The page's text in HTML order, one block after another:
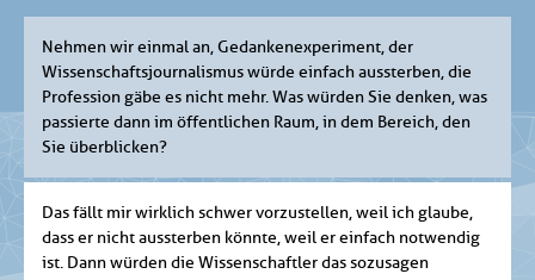
Nehmen wir einmal an, Gedankenexperiment, der
Wissenschaftsjournalismus würde einfach aussterben, die
Profession gäbe es nicht mehr. Was würden Sie denken, was
passierte dann im öffentlichen Raum, in dem Bereich, den
Sie überblicken?
Das fällt mir wirklich schwer vorzustellen, weil ich glaube,
dass er nicht aussterben könnte, weil er einfach notwendig
ist. Dann würden die Wissenschaftler das sozusagen